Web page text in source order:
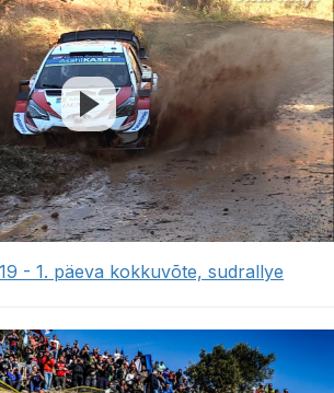
- 1. päeva kokkuvõte, sudrallye